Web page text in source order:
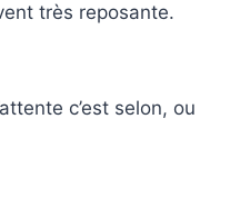
très reposante.
c’est selon, ou